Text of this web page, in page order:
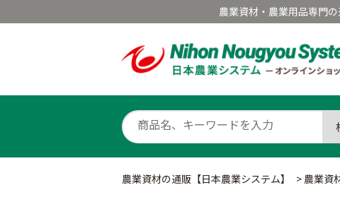
農業資材・農業用品専門
農業資材の通販【日本農業システム】 > 農業資